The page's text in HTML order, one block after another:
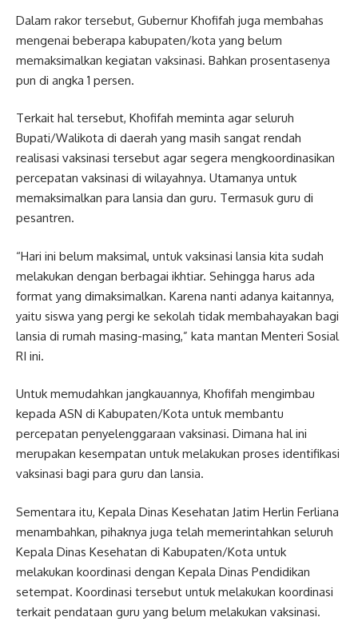
Dalam rakor tersebut, Gubernur Khofifah juga membahas
mengenai beberapa kabupaten/kota yang belum
memaksimalkan kegiatan vaksinasi. Bahkan prosentasenya
pun di angka 1 persen.
Terkait hal tersebut, Khofifah meminta agar seluruh
Bupati/Walikota di daerah yang masih sangat rendah
realisasi vaksinasi tersebut agar segera mengkoordinasikan
percepatan vaksinasi di wilayahnya. Utamanya untuk
memaksimalkan para lansia dan guru. Termasuk guru di
pesantren.
“Hari ini belum maksimal, untuk vaksinasi lansia kita sudah
melakukan dengan berbagai ikhtiar. Sehingga harus ada
format yang dimaksimalkan. Karena nanti adanya kaitannya,
yaitu siswa yang pergi ke sekolah tidak membahayakan bagi
lansia di rumah masing-masing,” kata mantan Menteri Sosial
RI ini.
Untuk memudahkan jangkauannya, Khofifah mengimbau
kepada ASN di Kabupaten/Kota untuk membantu
percepatan penyelenggaraan vaksinasi. Dimana hal ini
merupakan kesempatan untuk melakukan proses identifikasi
vaksinasi bagi para guru dan lansia.
Sementara itu, Kepala Dinas Kesehatan Jatim Herlin Ferliana
menambahkan, pihaknya juga telah memerintahkan seluruh
Kepala Dinas Kesehatan di Kabupaten/Kota untuk
melakukan koordinasi dengan Kepala Dinas Pendidikan
setempat. Koordinasi tersebut untuk melakukan koordinasi
terkait pendataan guru yang belum melakukan vaksinasi.